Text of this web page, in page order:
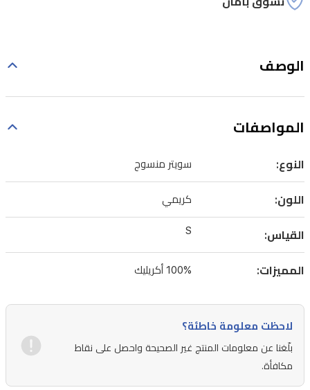
الوصف
المواصفات
النوع: سويتر منسوج
اللون: كريمي
القياس: S
المميزات: 100% أكريليك
لاحظت معلومة خاطئة؟
بلّغنا عن معلومات المنتج غير الصحيحة واحصل على نقاط
مكافأة.